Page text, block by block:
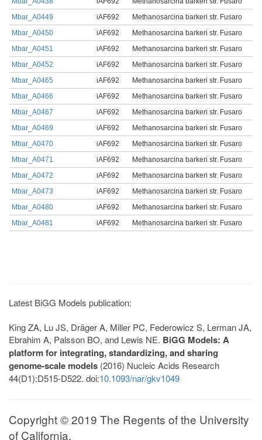
Mbar_A0449
iAF692
Methanosarcina barkeri str. Fusaro
Mbar_A0450
iAF692
Methanosarcina barkeri str. Fusaro
Mbar_A0451
iAF692
Methanosarcina barkeri str. Fusaro
Mbar_A0452
iAF692
Methanosarcina barkeri str. Fusaro
Mbar_A0465
iAF692
Methanosarcina barkeri str. Fusaro
Mbar_A0466
iAF692
Methanosarcina barkeri str. Fusaro
Mbar_A0467
iAF692
Methanosarcina barkeri str. Fusaro
Mbar_A0469
iAF692
Methanosarcina barkeri str. Fusaro
Mbar_A0470
iAF692
Methanosarcina barkeri str. Fusaro
Mbar_A0471
iAF692
Methanosarcina barkeri str. Fusaro
Mbar_A0472
iAF692
Methanosarcina barkeri str. Fusaro
Mbar_A0473
iAF692
Methanosarcina barkeri str. Fusaro
Mbar_A0480
iAF692
Methanosarcina barkeri str. Fusaro
Mbar_A0481
iAF692 Methanosarcina barkeri str. Fusaro
Latest BiGG Models publication:
King ZA, Lu JS, Dräger A, Miller PC, Federowicz S, Lerman JA,
Ebrahim A, Palsson BO, and Lewis NE. BiGG Models: A
platform for integrating, standardizing, and sharing
genome-scale models (2016) Nucleic Acids Research
44(D1):D515-D522. doi:10.1093/nar/gkv1049
Copyright © 2019 The Regents of the University
of California.